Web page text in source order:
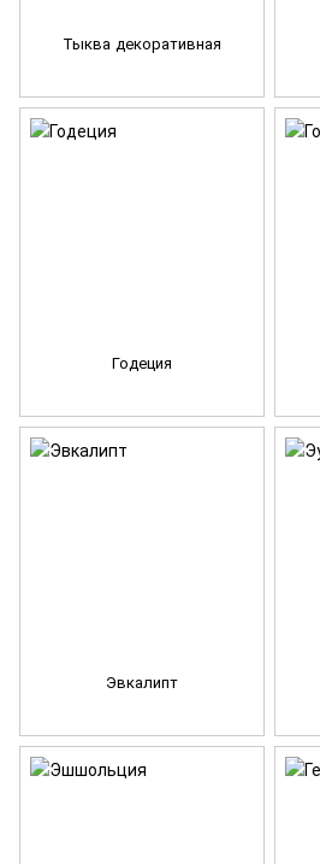
Тыква декоративная
Годеция
Эвкалипт